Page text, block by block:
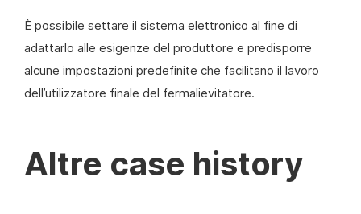
È possibile settare il sistema elettronico al fine di
adattarlo alle esigenze del produttore e predisporre
alcune impostazioni predefinite che facilitano il lavoro
dell’utilizzatore finale del fermalievitatore.
Altre case history